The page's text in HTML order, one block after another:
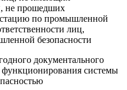
не прошедших
по промышленной
лиц,
безопасности
документального
функционирования системы